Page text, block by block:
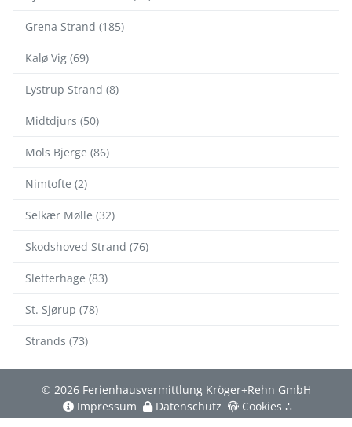
Grena Strand (185)
Kalø Vig (69)
Lystrup Strand (8)
Midtdjurs (50)
Mols Bjerge (86)
Nimtofte (2)
Selkær Mølle (32)
Skodshoved Strand (76)
Sletterhage (83)
St. Sjørup (78)
Strands (73)
© 2026 Ferienhausvermittlung Kröger+Rehn GmbH
Impressum
Datenschutz Cookies ∴